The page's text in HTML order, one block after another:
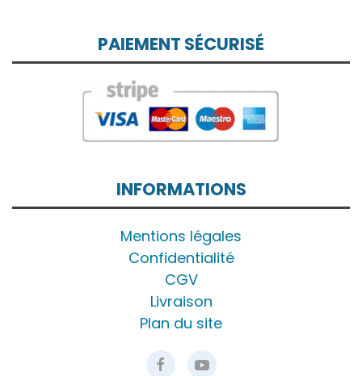
PAIEMENT SÉCURISÉ
INFORMATIONS
Mentions légales
Confidentialité
CGV
Livraison
Plan du site